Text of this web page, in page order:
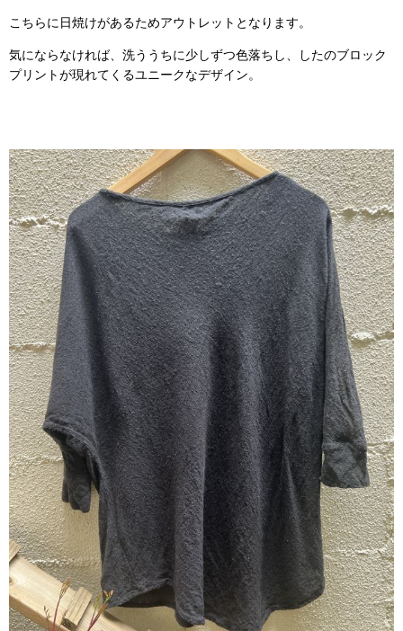
こちらに日焼けがあるためアウトレットとなります。
気にならなければ、洗ううちに少しずつ色落ちし、したのブロック
プリントが現れてくるユニークなデザイン。